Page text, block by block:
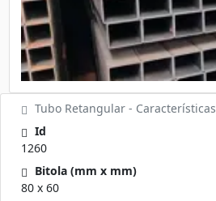
Tubo Retangular - Características
Id
1260
Bitola (mm x mm)
80 x 60